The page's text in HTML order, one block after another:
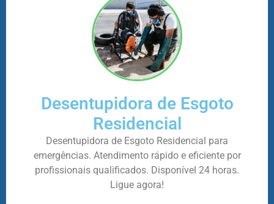
Desentupidora de Esgoto
Residencial
Desentupidora de Esgoto Residencial para
emergências. Atendimento rápido e eficiente por
profissionais qualificados. Disponível 24 horas.
Ligue agora!